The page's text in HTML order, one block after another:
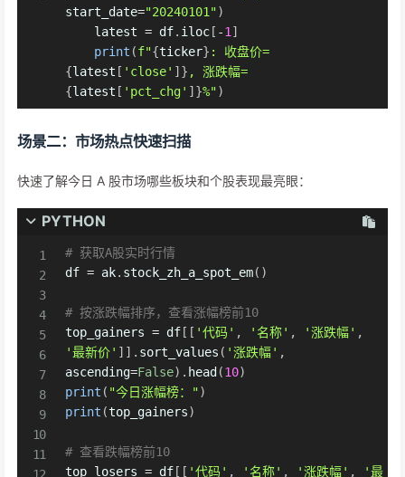
start_date="20240101")
    latest
= df. iloc[ -1 ]
print (f"{ticker} : 收盘价=
{latest [ 'close' ]} , 涨跌幅=
{latest [ 'pct_chg' ]}%")
场景二：市场热点快速扫描
快速了解今日 A 股市场哪些板块和个股表现最亮眼：
PYTHON
# 获取A股实时行情
df = ak. stock_zh_a_spot_em( )
# 按涨跌幅排序，查看涨幅榜前10
top_gainers = df [ [ '代码' , '名称' , '涨跌幅' ,
'最新价' ] ] . sort_values ( '涨跌幅' ,
ascending=False) . head (10)
print ( "今日涨幅榜：")
print (top_gainers)
# 查看跌幅榜前10
top_losers = df [ [ '代码' , '名称' , '涨跌幅' ,
'最